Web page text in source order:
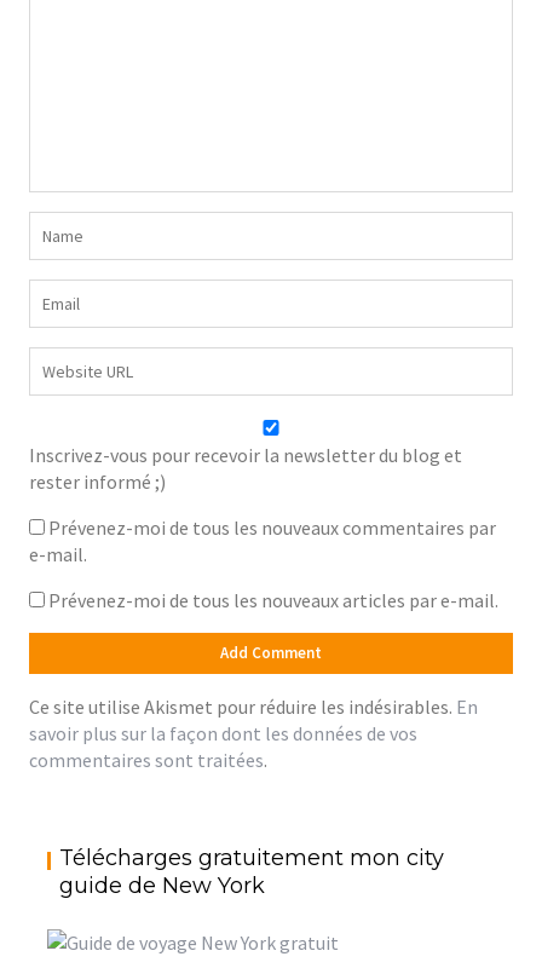
Inscrivez-vous pour recevoir la newsletter du blog et
rester informé ;)
Prévenez-moi de tous les nouveaux commentaires par
e-mail.
Prévenez-moi de tous les nouveaux articles par e-mail.
Ce site utilise Akismet pour réduire les indésirables. En
savoir plus sur la façon dont les données de vos
commentaires sont traitées.
Télécharges gratuitement mon city
guide de New York